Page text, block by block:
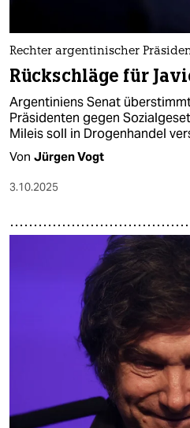
Rechter argentinischer
Rückschläge für
Argentiniens Senat
Präsidenten gegen
Mileis soll in Drogenhandel
Von Jürgen Vogt
3.10.2025